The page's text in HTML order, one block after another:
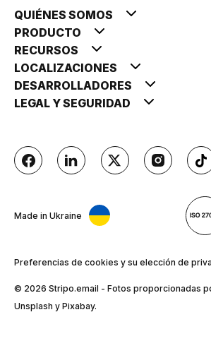
QUIÉNES SOMOS
PRODUCTO
RECURSOS
LOCALIZACIONES
DESARROLLADORES
LEGAL Y SEGURIDAD
Made in Ukraine
Preferencias de cookies y su elección de
© 2026 Stripо.email - Fotos proporcionadas
Unsplash y Pixabay.